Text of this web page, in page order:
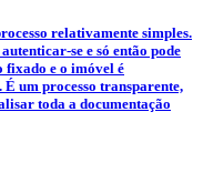
relativamente simples.
se e só então pode
fixado e o imóvel é
um processo transparente,
toda a documentação